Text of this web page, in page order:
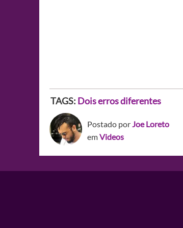
TAGS: Dois erros diferentes
Postado porJoe Loreto
emVideos